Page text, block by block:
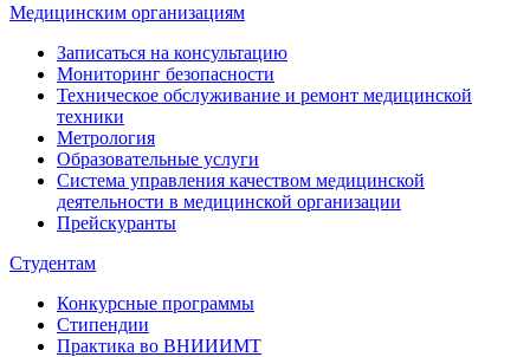
Медицинским организациям
Записаться на консультацию
Мониторинг безопасности
Техническое обслуживание и ремонт медицинской
техники
Метрология
Образовательные услуги
Система управления качеством медицинской
деятельности в медицинской организации
Прейскуранты
Студентам
Конкурсные программы
Стипендии
Практика во ВНИИИМТ